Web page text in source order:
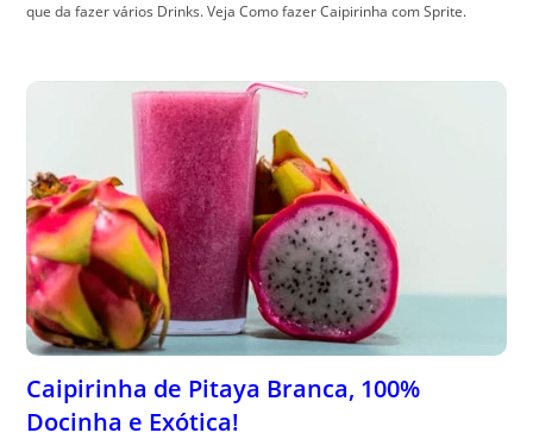
que da fazer vários Drinks. Veja Como fazer Caipirinha com Sprite.
Caipirinha de Pitaya Branca, 100%
Docinha e Exótica!